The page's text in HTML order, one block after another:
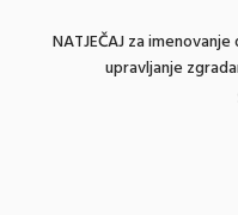
NATJEČAJ za
upravljanje